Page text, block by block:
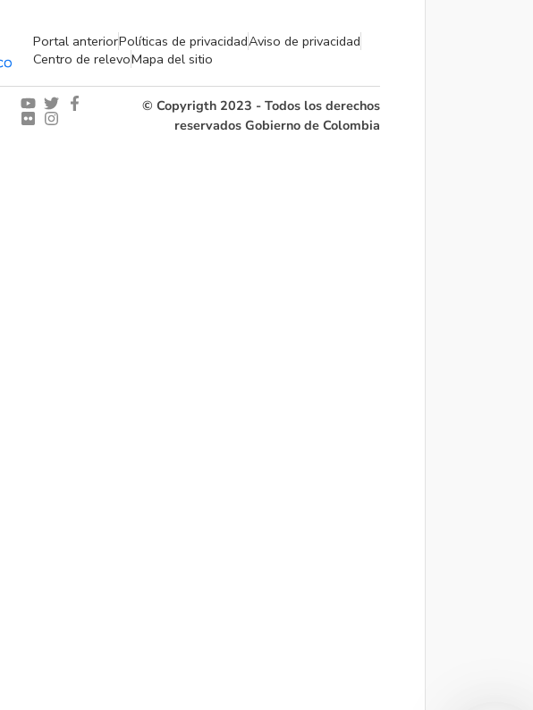
Portal anteriorPolíticas de privacidadAviso de privacidad
Centro de relevoMapa del sitio
© Copyrigth 2023 - Todos los derechos
reservados Gobierno de Colombia